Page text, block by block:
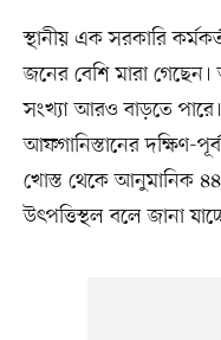
স্থানীয় এক সরকারি
জনের বেশি মারা
সংখ্যা আরও বাড়তে পারে।
আফগানিস্তানের দক্ষিণ-
খোস্ত থেকে আনুমানিক
উৎপত্তিস্থল বলে জানা